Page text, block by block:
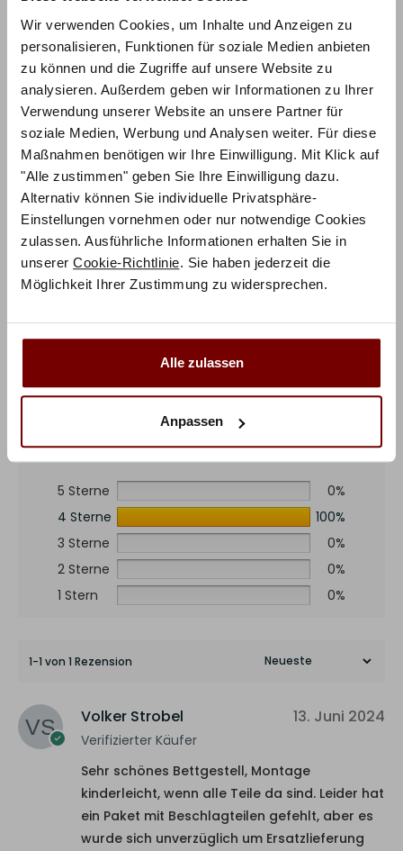
Wir verwenden Cookies, um Inhalte und Anzeigen zu
personalisieren, Funktionen für soziale Medien anbieten
zu können und die Zugriffe auf unsere Website zu
analysieren. Außerdem geben wir Informationen zu Ihrer
Verwendung unserer Website an unsere Partner für
soziale Medien, Werbung und Analysen weiter. Für diese
Maßnahmen benötigen wir Ihre Einwilligung. Mit Klick auf
"Alle zustimmen" geben Sie Ihre Einwilligung dazu.
Alternativ können Sie individuelle Privatsphäre-
Einstellungen vornehmen oder nur notwendige Cookies
zulassen. Ausführliche Informationen erhalten Sie in
unserer Cookie-Richtlinie. Sie haben jederzeit die
Möglichkeit Ihrer Zustimmung zu widersprechen.
Alle zulassen
Anpassen
seinen Besitzer.
Das Produktfoto zeigt die Hasena Konfiguration:
Oak-Wild – Cadro 23 Bettrahmen in 93-Wildeiche
natur, Indus Füsse in 45-Iron, Sion Kopfteil in 93-
Wildeiche natur, Ravo Kissen in 391-Alpina anthrazit
Zusätzliche Informationen
Herstellerinformation
Das sagen unsere Kunden
4,0
Basierend auf 1 Rezension
5 Sterne
0%
4 Sterne
100%
3 Sterne
0%
2 Sterne
0%
1 Stern
0%
1-1 von 1 Rezension
Volker Strobel
Verifizierter Käufer
13. Juni 2024
Sehr schönes Bettgestell, Montage
kinderleicht, wenn alle Teile da sind. Leider hat
ein Paket mit Beschlagteilen gefehlt, aber es
wurde sich unverzüglich um Ersatzlieferung